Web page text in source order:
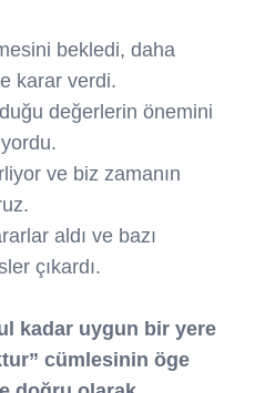
bekledi, daha
karar verdi.
değerlerin önemini
ve biz zamanın
aldı ve bazı
çıkardı.
kadar uygun bir yere
cümlesinin öge